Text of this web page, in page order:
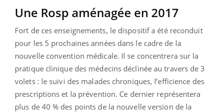
Une Rosp aménagée en 2017
Fort de ces enseignements, le dispositif a été reconduit
pour les 5 prochaines années dans le cadre de la
nouvelle convention médicale. Il se concentrera sur la
pratique clinique des médecins déclinée au travers de 3
volets : le suivi des malades chroniques, l’efficience des
prescriptions et la prévention. Ce dernier représentera
plus de 40 % des points de la nouvelle version de la